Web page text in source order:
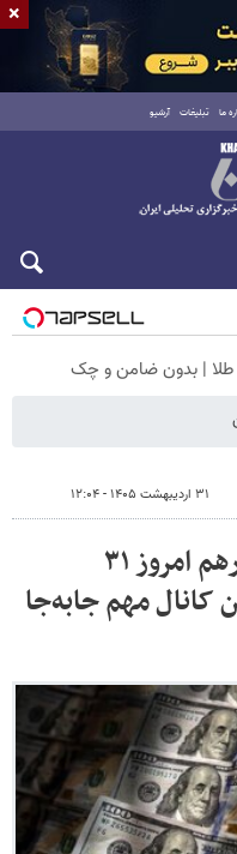
ما تبلیغات آرشیو
۳۱ اردیبهشت ۱۴۰۵ - ۱۲:۰۴
قیمت رسمی دلار، یورو و درهم امروز ۳۱
در این کانال مهم جابه‌جا
×